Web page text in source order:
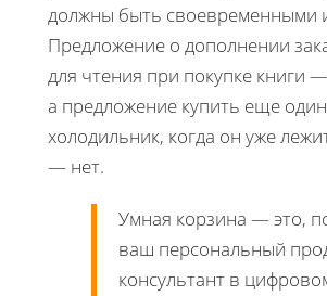
должны быть своевременными
Предложение о дополнении
для чтения при покупке книги
а предложение купить еще один
холодильник, когда он уже
— нет.
Умная корзина — это,
ваш персональный
консультант в